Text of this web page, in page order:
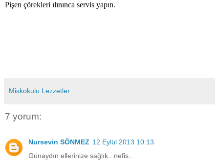
Pişen çörekleri ılınınca servis yapın.
Miskokulu Lezzetler
7 yorum:
Nursevin SÖNMEZ 12 Eylül 2013 10:13
Günaydın ellerinize sağlık.. nefis..